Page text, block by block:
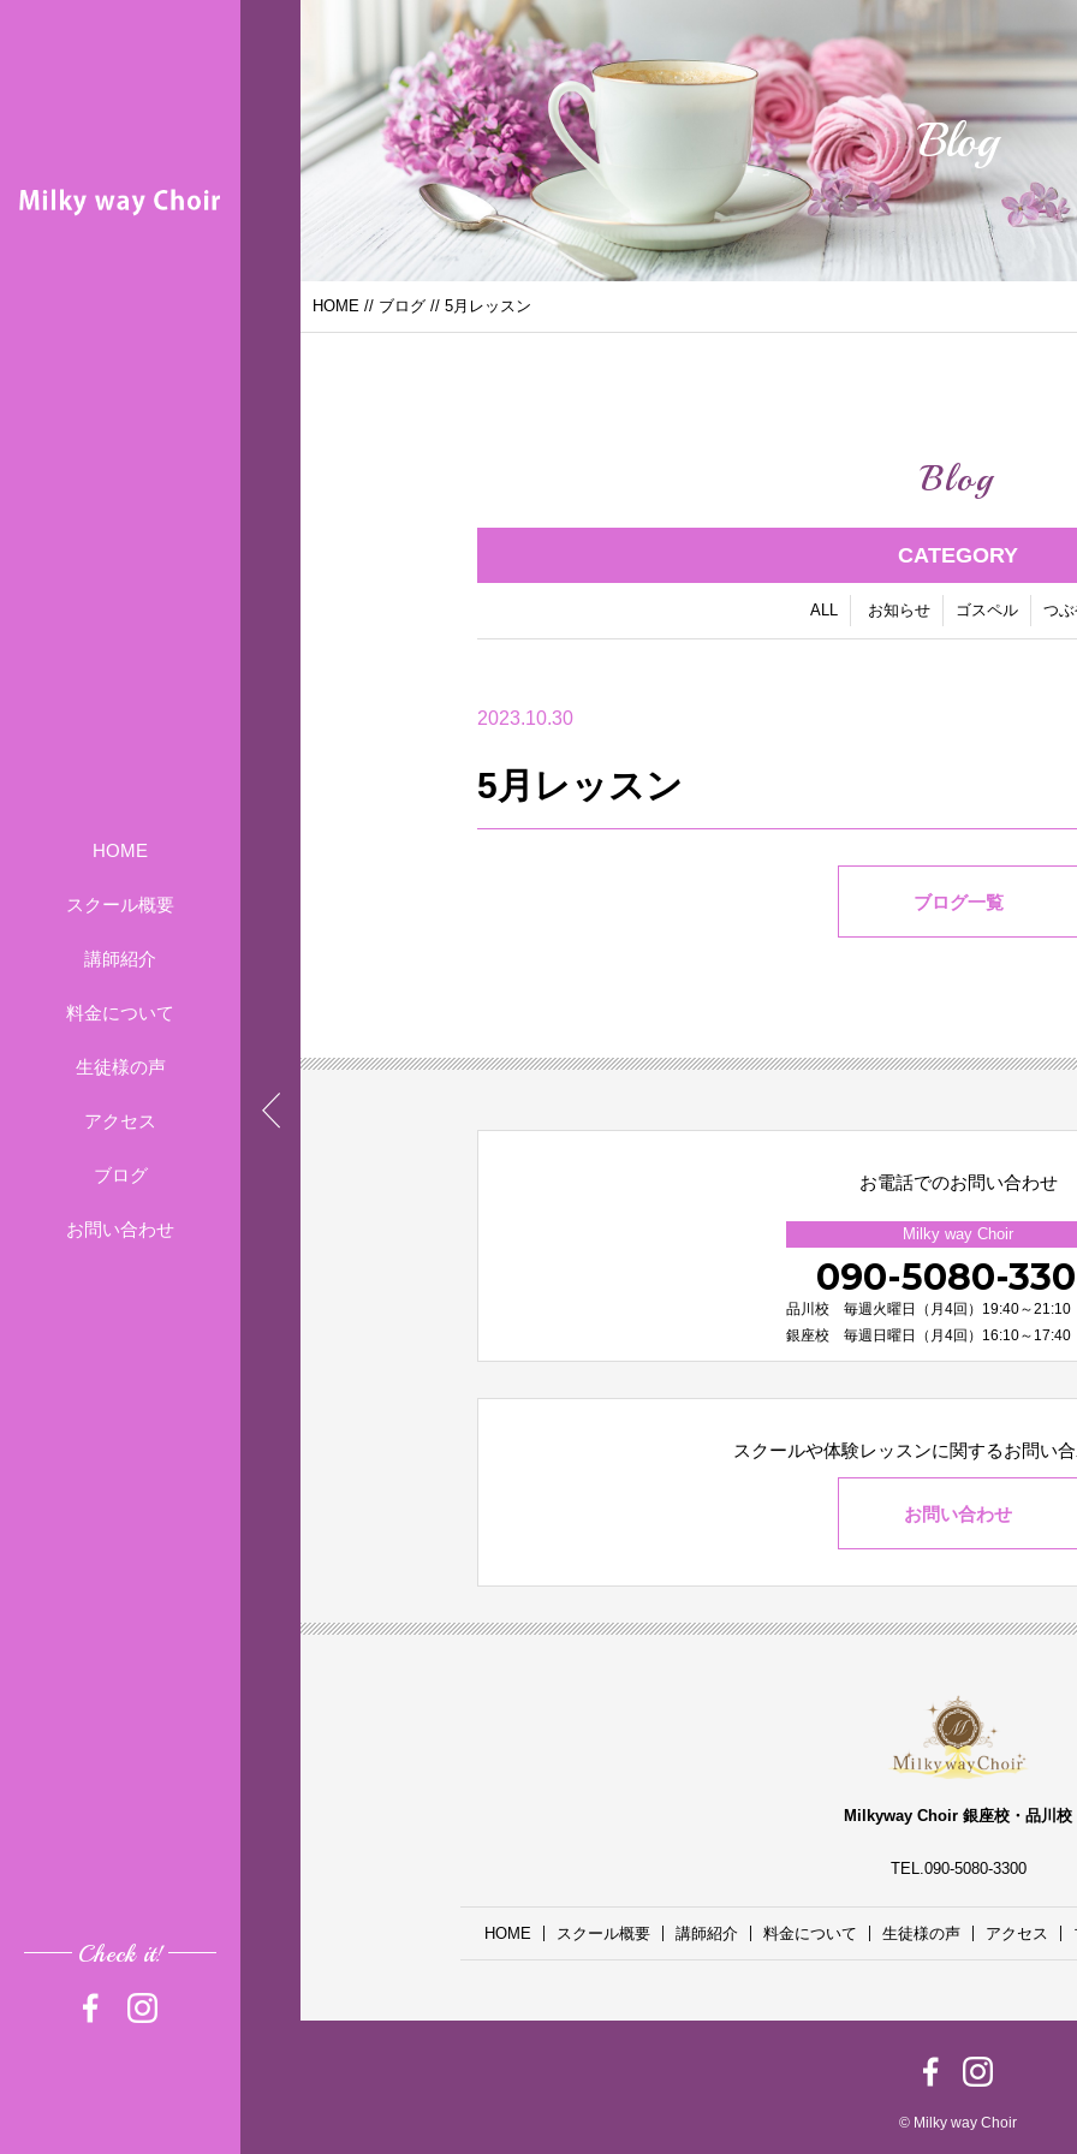
HOME
スクール概要
講師紹介
料金について
生徒様の声
アクセス
ブログ
お問い合わせ
Check it!
Blog
HOME // ブログ // 5月レッスン
Blog
CATEGORY
ALL お知らせ ゴスペル つ
2023.10.30
5月レッスン
ブログ一覧
お電話でのお問い合わせ
Milky way Choir
090-5080-
品川校 毎週火曜日（月4回）19:40～21:10
銀座校 毎週日曜日（月4回）16:10～17:40
スクールや体験レッスンに関するお問い
お問い合わせ
Milkyway Choir 銀座校・品川校
TEL.090-5080-3300
HOME スクール概要 講師紹介 料金について 生徒様の声 アクセス
© Milky way Choir